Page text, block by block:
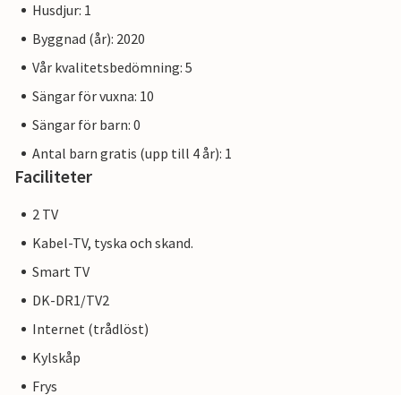
Husdjur: 1
Byggnad (år): 2020
Vår kvalitetsbedömning: 5
Sängar för vuxna: 10
Sängar för barn: 0
Antal barn gratis (upp till 4 år): 1
Faciliteter
2 TV
Kabel-TV, tyska och skand.
Smart TV
DK-DR1/TV2
Internet (trådlöst)
Kylskåp
Frys